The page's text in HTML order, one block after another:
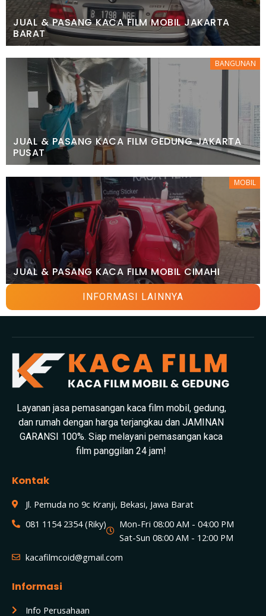
JUAL & PASANG KACA FILM MOBIL JAKARTA
BARAT
BANGUNAN
JUAL & PASANG KACA FILM GEDUNG JAKARTA
PUSAT
MOBIL
JUAL & PASANG KACA FILM MOBIL CIMAHI
INFORMASI LAINNYA
Layanan jasa pemasangan kaca film mobil, gedung,
dan rumah dengan harga terjangkau dan JAMINAN
GARANSI 100%. Siap melayani pemasangan kaca
film panggilan 24 jam!
Kontak
Jl. Pemuda no 9c Kranji, Bekasi, Jawa Barat
081 1154 2354 (Riky)
Mon-Fri 08:00 AM - 04:00 PM
Sat-Sun 08:00 AM - 12:00 PM
kacafilmcoid@gmail.com
Informasi
Info Perusahaan